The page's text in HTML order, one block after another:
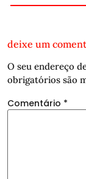
deixe um
O seu endereço
obrigatórios são
Comentário *